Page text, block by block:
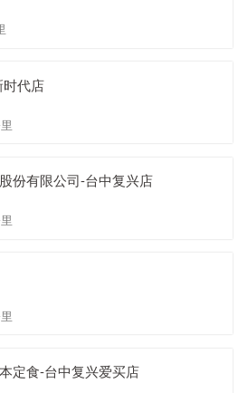
代店
份有限公司-台中复兴店
定食-台中复兴爱买店